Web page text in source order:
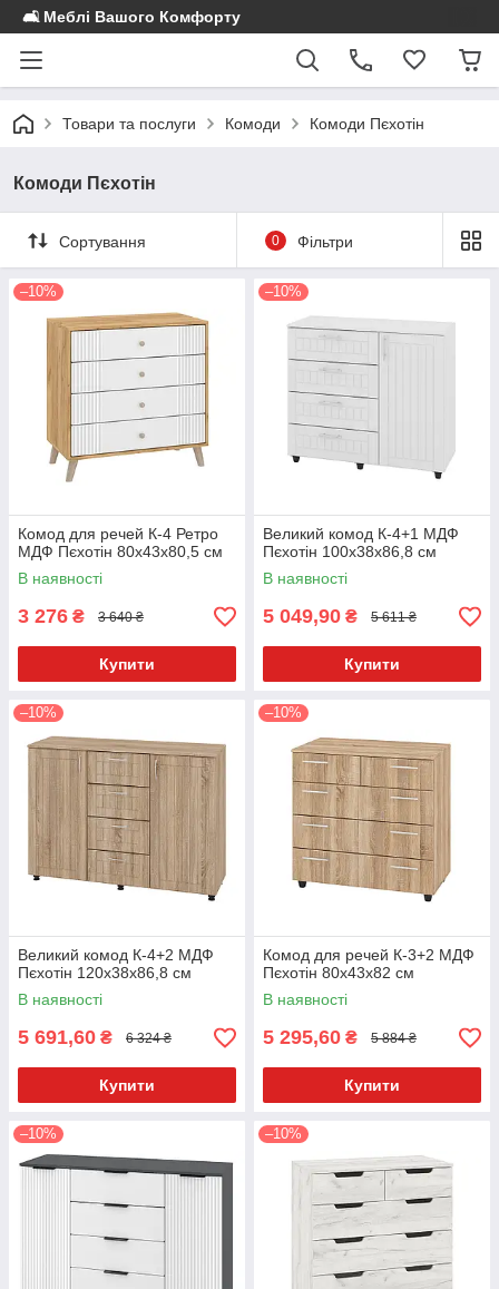
🛋️ Меблі Вашого Комфорту
Товари та послуги Комоди Комоди Пєхотін
Комоди Пєхотін
Сортування 0 Фільтри
–10%
Комод для речей К-4 Ретро
МДФ Пєхотін 80х43х80,5 см
В наявності
3 276 ₴ 3 640 ₴
Купити
–10%
Великий комод К-4+1 МДФ
Пєхотін 100х38х86,8 см
В наявності
5 049,90 ₴ 5 611 ₴
Купити
–10%
Великий комод К-4+2 МДФ
Пєхотін 120х38х86,8 см
В наявності
5 691,60 ₴ 6 324 ₴
Купити
–10%
Комод для речей К-3+2 МДФ
Пєхотін 80х43х82 см
В наявності
5 295,60 ₴ 5 884 ₴
Купити
–10% –10%